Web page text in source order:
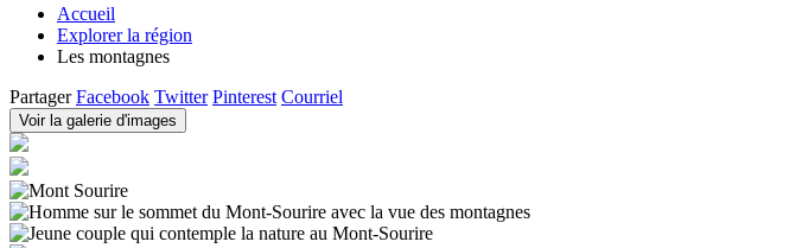
Accueil
Explorer la région
Les montagnes
Partager Facebook Twitter Pinterest Courriel
Voir la galerie d'images